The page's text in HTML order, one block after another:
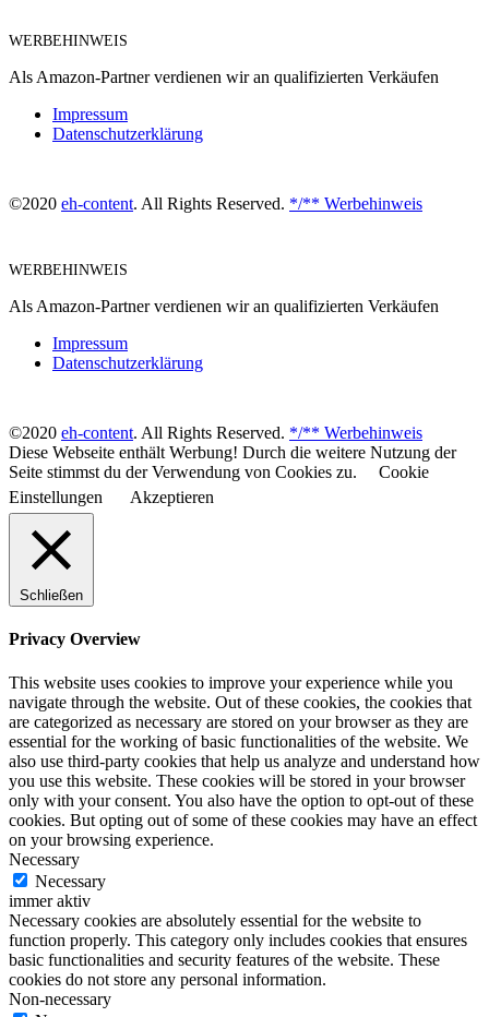
WERBEHINWEIS
Als Amazon-Partner verdienen wir an qualifizierten Verkäufen
Impressum
Datenschutzerklärung
©2020 eh-content. All Rights Reserved. */** Werbehinweis
WERBEHINWEIS
Als Amazon-Partner verdienen wir an qualifizierten Verkäufen
Impressum
Datenschutzerklärung
©2020 eh-content. All Rights Reserved. */** Werbehinweis
Diese Webseite enthält Werbung! Durch die weitere Nutzung der
Seite stimmst du der Verwendung von Cookies zu.
Cookie
Einstellungen
Akzeptieren
Schließen
Privacy Overview
This website uses cookies to improve your experience while you
navigate through the website. Out of these cookies, the cookies that
are categorized as necessary are stored on your browser as they are
essential for the working of basic functionalities of the website. We
also use third-party cookies that help us analyze and understand how
you use this website. These cookies will be stored in your browser
only with your consent. You also have the option to opt-out of these
cookies. But opting out of some of these cookies may have an effect
on your browsing experience.
Necessary
Necessary
immer aktiv
Necessary cookies are absolutely essential for the website to
function properly. This category only includes cookies that ensures
basic functionalities and security features of the website. These
cookies do not store any personal information.
Non-necessary